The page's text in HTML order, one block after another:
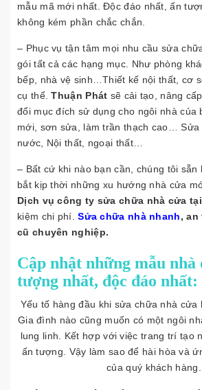
mẫu mã mới nhất. Độc đáo nhất, ấn
không kém phần chắc chắn.
– Phục vụ tận tâm mọi nhu cầu sửa
gói tất cả các hạng mục. Như phòng
bếp, nhà vệ sinh…Thiết kế nội thất, cơ
cụ thể.Thuận Phát sẽ cải tạo, nâng
đổi mục đích sử dụng cho ngôi nhà của
mới, sơn sửa, làm trần thạch cao… Sửa
nước, Nội thất, ngoại thất…
– Bất cứ khi nào bạn cần, chúng tôi sẵn
bắt kịp thời những xu hướng nhà cửa
Dịch vụ công ty sửa chữa nhà cửa
kiệm chi phí.Sửa chữa nhà nhanh, an
cũ chuyên nghiệp.
Cập nhật những mẫu nhà
tượng nhất, độc đáo nhất:
Yếu tố hàng đầu khi sửa chữa nhà cửa
Gia đình nào cũng muốn có một ngôi
lung linh. Kết hợp với việc trang trí tạo
ấn tượng. Vậy làm sao để hài hòa và
của quý khách hàng.